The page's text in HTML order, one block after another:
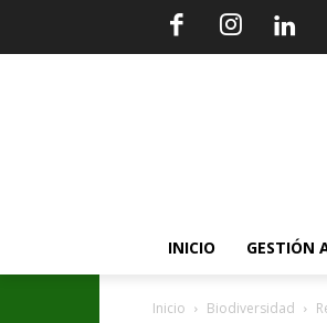
INICIO GESTIÓN
Inicio Biodiversidad